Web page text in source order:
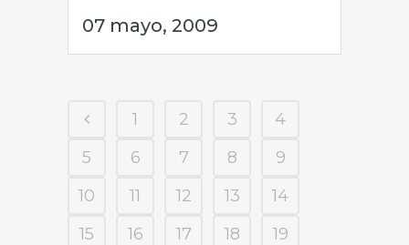
07 mayo, 2009
1 2 3
4
5
6 7 8
9
10
11 12 13
14
15
16 17 18
19